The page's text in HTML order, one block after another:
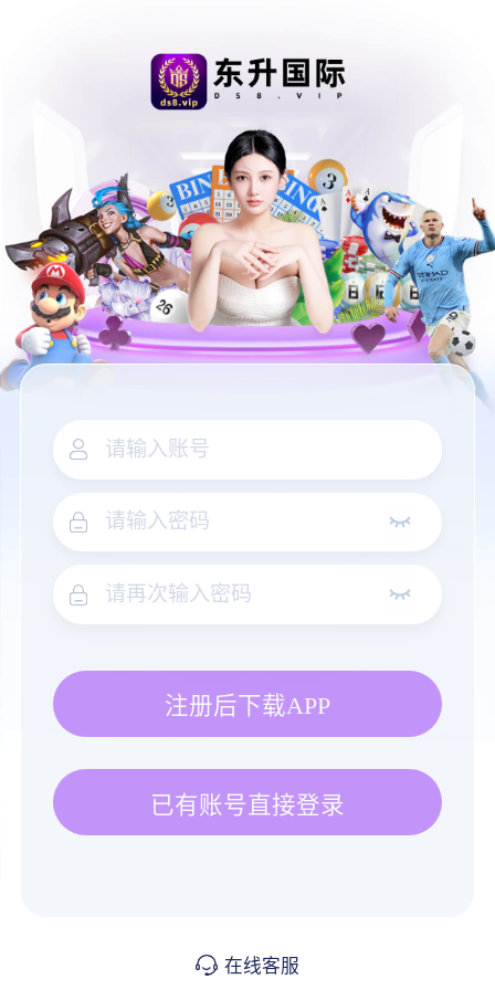
注册后下载APP
已有账号直接登录
在线客服